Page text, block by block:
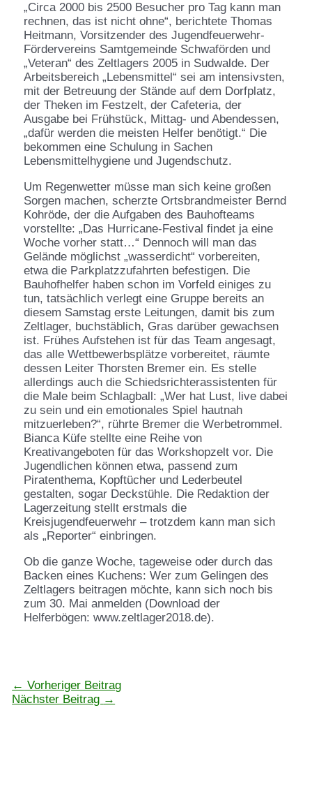
„Circa 2000 bis 2500 Besucher pro Tag kann man
rechnen, das ist nicht ohne“, berichtete Thomas
Heitmann, Vorsitzender des Jugendfeuerwehr-
Fördervereins Samtgemeinde Schwaförden und
„Veteran“ des Zeltlagers 2005 in Sudwalde. Der
Arbeitsbereich „Lebensmittel“ sei am intensivsten,
mit der Betreuung der Stände auf dem Dorfplatz,
der Theken im Festzelt, der Cafeteria, der
Ausgabe bei Frühstück, Mittag- und Abendessen,
„dafür werden die meisten Helfer benötigt.“ Die
bekommen eine Schulung in Sachen
Lebensmittelhygiene und Jugendschutz.
Um Regenwetter müsse man sich keine großen
Sorgen machen, scherzte Ortsbrandmeister Bernd
Kohröde, der die Aufgaben des Bauhofteams
vorstellte: „Das Hurricane-Festival findet ja eine
Woche vorher statt…“ Dennoch will man das
Gelände möglichst „wasserdicht“ vorbereiten,
etwa die Parkplatzzufahrten befestigen. Die
Bauhofhelfer haben schon im Vorfeld einiges zu
tun, tatsächlich verlegt eine Gruppe bereits an
diesem Samstag erste Leitungen, damit bis zum
Zeltlager, buchstäblich, Gras darüber gewachsen
ist. Frühes Aufstehen ist für das Team angesagt,
das alle Wettbewerbsplätze vorbereitet, räumte
dessen Leiter Thorsten Bremer ein. Es stelle
allerdings auch die Schiedsrichterassistenten für
die Male beim Schlagball: „Wer hat Lust, live dabei
zu sein und ein emotionales Spiel hautnah
mitzuerleben?“, rührte Bremer die Werbetrommel.
Bianca Küfe stellte eine Reihe von
Kreativangeboten für das Workshopzelt vor. Die
Jugendlichen können etwa, passend zum
Piratenthema, Kopftücher und Lederbeutel
gestalten, sogar Deckstühle. Die Redaktion der
Lagerzeitung stellt erstmals die
Kreisjugendfeuerwehr – trotzdem kann man sich
als „Reporter“ einbringen.
Ob die ganze Woche, tageweise oder durch das
Backen eines Kuchens: Wer zum Gelingen des
Zeltlagers beitragen möchte, kann sich noch bis
zum 30. Mai anmelden (Download der
Helferbögen: www.zeltlager2018.de).
← Vorheriger Beitrag
Nächster Beitrag →